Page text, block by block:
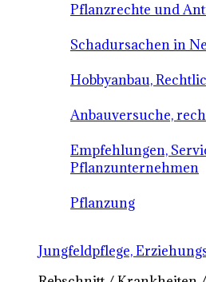
Pflanzrechte und
Schadursachen in
Hobbyanbau,
Anbauversuche,
Empfehlungen,
Pflanzunternehmen
Pflanzung
Jungfeldpflege,